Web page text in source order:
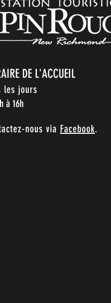
DE L'ACCUEIL
les jours
à 16h
nous via Facebook.